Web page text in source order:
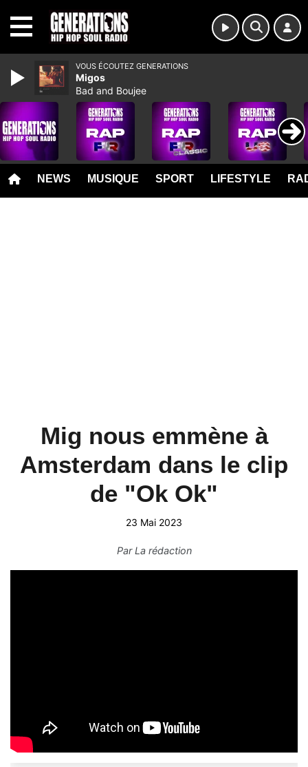
NEWS MUSIQUE SPORT LIFESTYLE
Mig nous emmène à
Amsterdam dans le clip
de "Ok Ok"
23 Mai 2023
ParLa rédaction
VOUS ÉCOUTEZ GENERATIONS
Migos
Bad and Boujee